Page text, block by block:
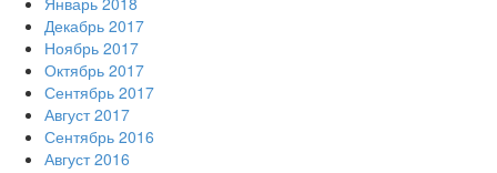
Декабрь 2017
Ноябрь 2017
Октябрь 2017
Сентябрь 2017
Август 2017
Сентябрь 2016
Август 2016